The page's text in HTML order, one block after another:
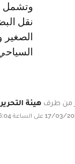
وتشمل
نقل
الصغير
من طرف هيئة التحرير